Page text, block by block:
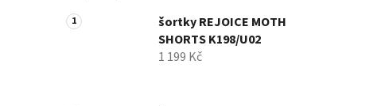
šortky REJOICE MOTH
SHORTS K198/U02
1 199 Kč